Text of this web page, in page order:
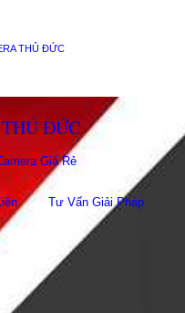
THỦ ĐỨC
THỦ ĐỨC
Giá Rẻ
Tư Vấn Giải Pháp